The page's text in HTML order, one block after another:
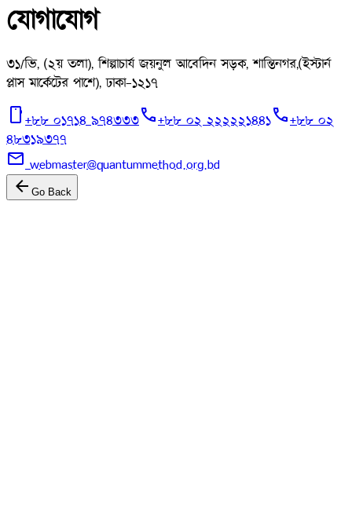
যোগাযোগ
৩১/ভি, (২য় তলা), শিল্পাচার্য জয়নুল আবেদিন সড়ক, শান্তিনগর,(ইস্টার্ন
প্লাস মার্কেটের পাশে), ঢাকা-১২১৭
mobile+৮৮ ০১৭১৪ ৯৭৪৩৩৩call+৮৮ ০২ ২২২২২১৪৪১call+৮৮ ০২
৪৮৩১৯৩৭৭
mailwebmaster@quantummethod.org.bd
arrow_back Go Back